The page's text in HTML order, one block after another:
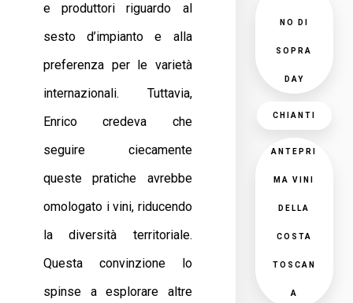
e produttori riguardo al
sesto d’impianto e alla
preferenza per le varietà
internazionali. Tuttavia,
Enrico credeva che
seguire ciecamente
queste pratiche avrebbe
omologato i vini, riducendo
la diversità territoriale.
Questa convinzione lo
spinse a esplorare altre
NO DI
SOPRA
DAY
CHIANTI
ANTEPRI
MA VINI
DELLA
COSTA
TOSCAN
A